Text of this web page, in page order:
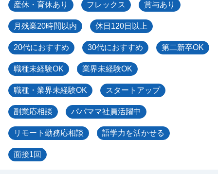
産休・育休あり フレックス 賞与あり
月残業20時間以内 休日120日以上
20代におすすめ 30代におすすめ 第二新卒OK
職種未経験OK 業界未経験OK
職種・業界未経験OK スタートアップ
副業応相談 パパママ社員活躍中
リモート勤務応相談 語学力を活かせる
面接1回